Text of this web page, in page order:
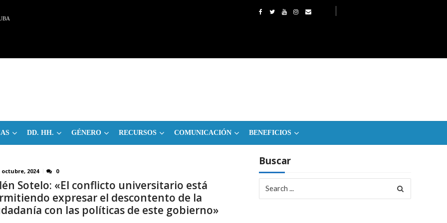
DD. HH. GÉNERO RECURSOS COMUNICACIÓN BENEFICIOS
octubre, 2024 0
Sotelo: «El conflicto universitario está
expresar el descontento de la
con las políticas de este gobierno»
Buscar
for: